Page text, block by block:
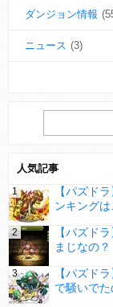
ダンジョン情報
ニュース (3)
人気記事
【パズド
ンキング
【パズド
まじなの？
【パズド
で騒いで